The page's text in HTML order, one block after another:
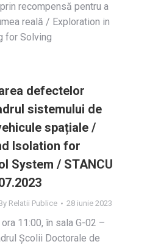
recompensă pentru a
reală / Exploration in
for Solving
defectelor
sistemului de
spațiale /
Isolation for
System / STANCU
Relatii Publice 28 iunie 2023
11:00, în sala G-02 –
Școlii Doctorale de